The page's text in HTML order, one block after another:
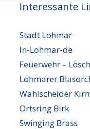
Interessante
Stadt Lohmar
In-Lohmar-de
Feuerwehr –
Lohmarer
Wahlscheider
Ortsring Birk
Swinging Brass